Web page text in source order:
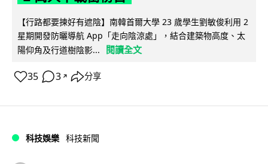
【行路都要揀好有遮陰】南韓首爾大學 23 歲學生劉敏俊利用 2
星期開發防曬導航 App「走向陰涼處」，結合建築物高度、太
陽仰角及行道樹陰影...
閱讀全文
35 3 ↗ 分享
科技娛樂 科技新聞